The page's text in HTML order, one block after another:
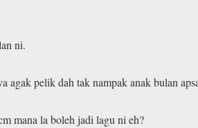
ni.
pelik dah tak nampak anak bulan
mana la boleh jadi lagu ni eh?